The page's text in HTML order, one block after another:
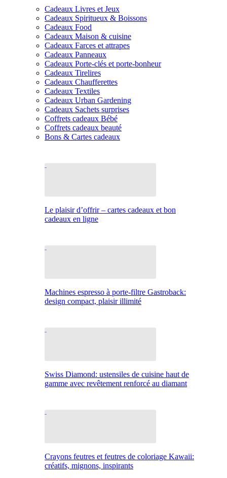
Cadeaux Livres et Jeux
Cadeaux Spiritueux & Boissons
Cadeaux Food
Cadeaux Maison & cuisine
Cadeaux Farces et attrapes
Cadeaux Panneaux
Cadeaux Porte-clés et porte-bonheur
Cadeaux Tirelires
Cadeaux Chaufferettes
Cadeaux Textiles
Cadeaux Urban Gardening
Cadeaux Sachets surprises
Coffrets cadeaux Bébé
Coffrets cadeaux beauté
Bons & Cartes cadeaux
Le plaisir d’offrir – cartes cadeaux et bon
cadeaux en ligne
Machines espresso à porte-filtre Gastroback:
design compact, plaisir illimité
Swiss Diamond: ustensiles de cuisine haut de
gamme avec revêtement renforcé au diamant
Crayons feutres et feutres de coloriage Kawaii:
créatifs, mignons, inspirants